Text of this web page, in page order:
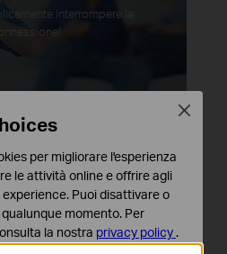
interrompere la
Guest
per migliorare l'esperienza
le attività online e offrire agli
Puoi disattivare o
momento. Per
la nostra privacy policy .
Close